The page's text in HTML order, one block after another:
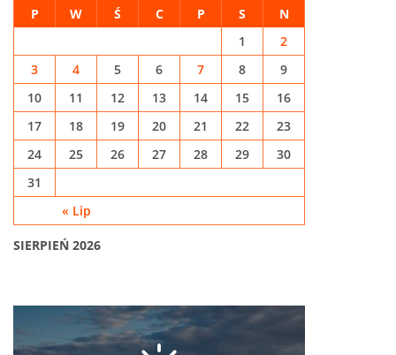
SIERPIEŃ 2026
P W Ś C P S N
« Lip
1
2
3
4 5 6 7 8
9
10
11 12 13 14 15
16
17
18 19 20 21 22
23
24
25 26 27 28 29
30
31